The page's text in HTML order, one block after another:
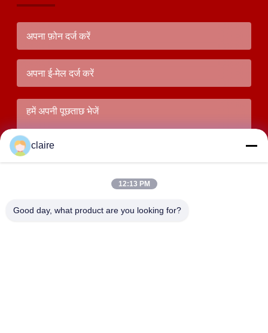
claire
12:13 PM
Good day, what product are you looking for?